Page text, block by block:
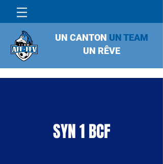
UN CANTON UN TEAM
UN RÊVE
SYN 1 BCF